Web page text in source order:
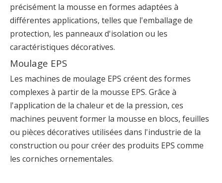
précisément la mousse en formes adaptées à
différentes applications, telles que l'emballage de
protection, les panneaux d'isolation ou les
caractéristiques décoratives.
Moulage EPS
Les machines de moulage EPS créent des formes
complexes à partir de la mousse EPS. Grâce à
l'application de la chaleur et de la pression, ces
machines peuvent former la mousse en blocs, feuilles
ou pièces décoratives utilisées dans l'industrie de la
construction ou pour créer des produits EPS comme
les corniches ornementales.